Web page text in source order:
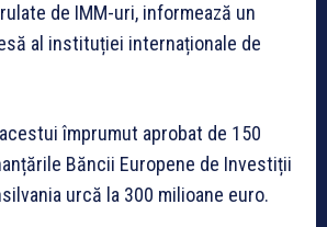
de IMM-uri, informează un
al instituției internaționale de
împrumut aprobat de 150
Băncii Europene de Investiții
urcă la 300 milioane euro.